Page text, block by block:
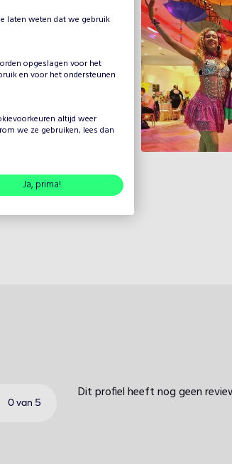
0van 5
Dit profiel heeft nog geen
laten weten dat we gebruik
opgeslagen voor het
en voor het ondersteunen
altijd weer
we ze gebruiken, lees dan
Ja, prima!